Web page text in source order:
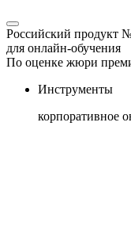
Российский продукт
для онлайн-обучения
По оценке жюри
Инструменты
корпоративное